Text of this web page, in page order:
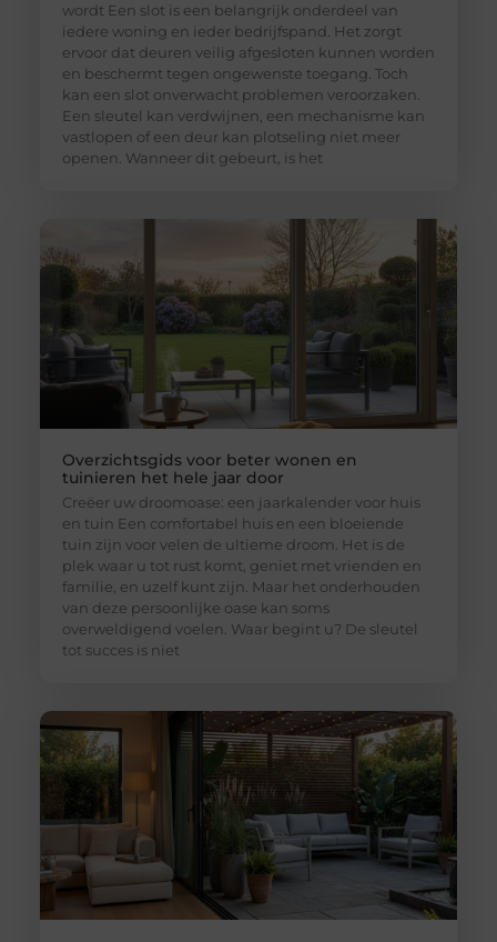
wordt Een slot is een belangrijk onderdeel van
iedere woning en ieder bedrijfspand. Het zorgt
ervoor dat deuren veilig afgesloten kunnen worden
en beschermt tegen ongewenste toegang. Toch
kan een slot onverwacht problemen veroorzaken.
Een sleutel kan verdwijnen, een mechanisme kan
vastlopen of een deur kan plotseling niet meer
openen. Wanneer dit gebeurt, is het
Overzichtsgids voor beter wonen en
tuinieren het hele jaar door
Creëer uw droomoase: een jaarkalender voor huis
en tuin Een comfortabel huis en een bloeiende
tuin zijn voor velen de ultieme droom. Het is de
plek waar u tot rust komt, geniet met vrienden en
familie, en uzelf kunt zijn. Maar het onderhouden
van deze persoonlijke oase kan soms
overweldigend voelen. Waar begint u? De sleutel
tot succes is niet